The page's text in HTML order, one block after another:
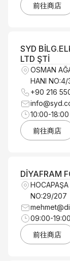
前往商店
SYD
LTD ŞTİ
OSMAN
HANI NO:4/
+90 216
10:00-18:00
前往商店
DİYAFRAM
NO:29/207
09:00-19:00
前往商店